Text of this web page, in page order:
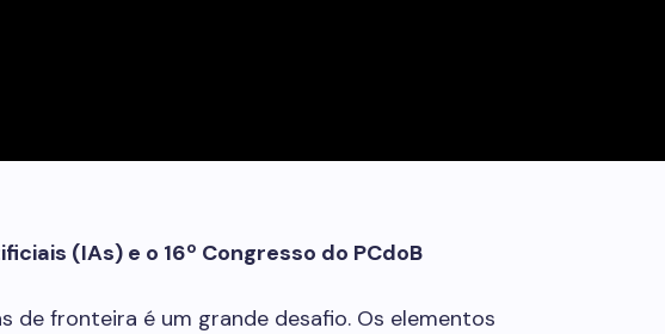
(IAs) e o 16º Congresso do PCdoB
de fronteira é um grande desafio. Os elementos